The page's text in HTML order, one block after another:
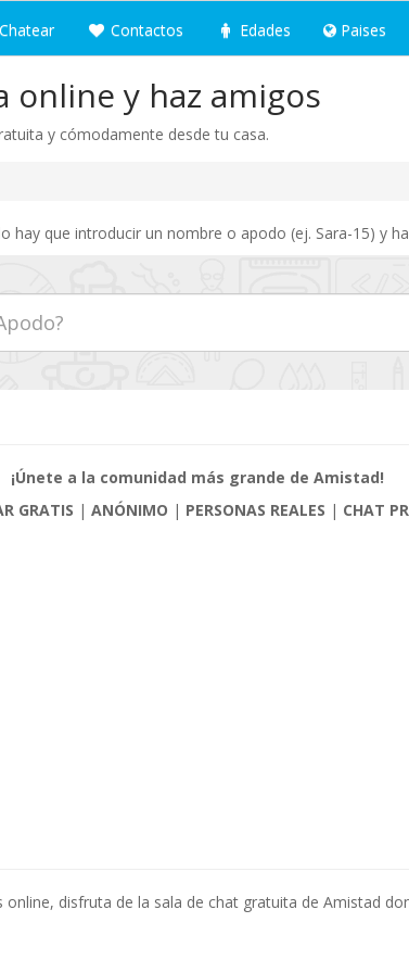
Chatear Contactos Edades Paises
online y haz amigos
y cómodamente desde tu casa.
hay que introducir un nombre o apodo (ej. Sara-15) y
¡Únete a la comunidad más grande de Amistad!
GRATIS | ANÓNIMO | PERSONAS REALES | CHAT
disfruta de la sala de chat gratuita de Amistad